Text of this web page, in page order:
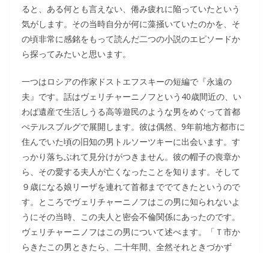
ると、ある何とも言えない、倦み疲れに陥っていたという
気がします。その当時自分が何に藻掻いていたのかを、そ
の頃非常に感銘をもって読んだ二つの小説のエピソードか
ら探ってみたいと思います。
一つはロシアの作家ドストエフスキーの短編で『永遠の
夫』です。話はヴェリチャーニノフという40歳間近の、い
わば遺産で生活しうる高等遊民のような男をめぐって首都
ぺテルスブルグで展開します。彼は偶然、9年前地方都市に
住んでいた頃の旧知の男トルソーツキーに出会います。す
っかり落ちぶれて見分けがつきません。彼の帽子の喪章か
ら、その愛する夫人が亡くなったことを知ります。そして
９歳になる娘リーザを連れて首都まででてきたというので
す。ところでヴェリチャーニノフはこの男に知られないよ
うにその当時、この夫人と密会不倫関係にあったのです。
ヴェリチャーニノフはこの男について述べます。「Ｔ市か
らきたこの男ときたら、二十年間、全然それときづかず